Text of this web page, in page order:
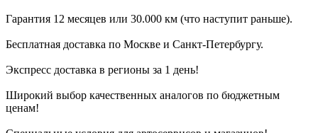
Гарантия 12 месяцев или 30.000 км (что наступит раньше).
Бесплатная доставка по Москве и Санкт-Петербургу.
Экспресс доставка в регионы за 1 день!
Широкий выбор качественных аналогов по бюджетным
ценам!